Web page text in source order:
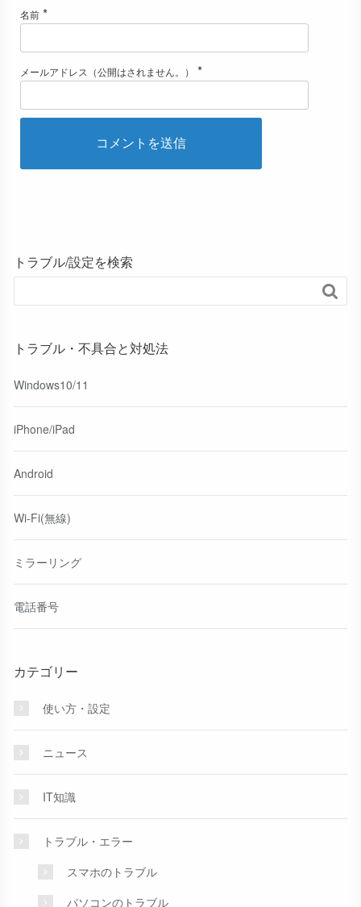
名前 *
メールアドレス（公開はされません。） *
トラブル/設定を検索

トラブル・不具合と対処法
Windows10/11
iPhone/iPad
Android
Wi-Fi(無線)
ミラーリング
電話番号
カテゴリー
使い方・設定
ニュース
IT知識
トラブル・エラー
スマホのトラブル
パソコンのトラブル